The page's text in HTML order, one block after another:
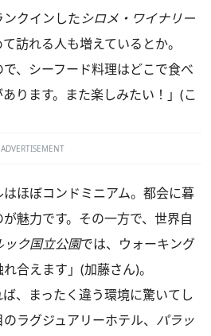
クインしたシロメ・ワイナリー
訪れる人も増えているとか。
で、シーフード料理はどこで食べ
ります。また楽しみたい！」(こ
ADVERTISEMENT
はほぼコンドミニアム。都会に暮
魅力です。その一方で、世界自
ック国立公園では、ウォーキング
合えます」(加藤さん)。
、まったく違う環境に驚いてし
ラグジュアリーホテル、 パラッ